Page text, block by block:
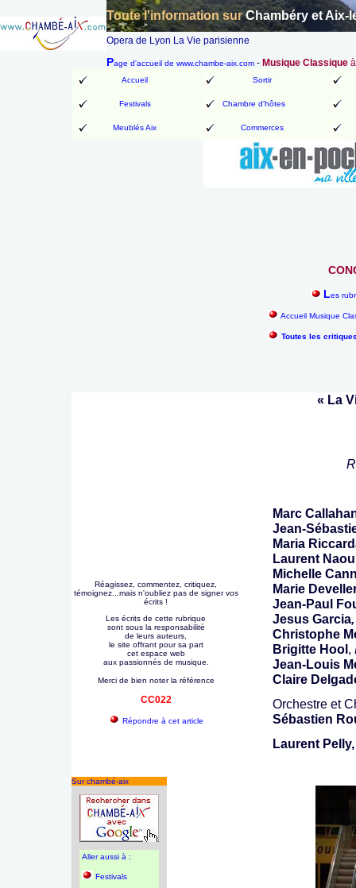
Toute l'information surChambéry et Aix-
Opera de Lyon La Vie parisienne
Page d'accueil de www.chambe-aix.com - Musique Classique
Accueil Sortir
Festivals Chambre d'hôtes
Meublés Aix Commerces
Les
Accueil Musique
Toutes les
Réagissez, commentez, critiquez,
témoignez...mais n'oubliez pas de signer vos
écrits !
Les écrits de cette rubrique
sont sous la responsabilité
de leurs auteurs,
le site offrant pour sa part
cet espace web
aux passionnés de musique.
Merci de bien noter la référence
CC022
Répondre à cet article
Sur chambé-aix
Aller aussi à :
Festivals
« La
Marc
Jean-
Maria
Laurent
Michelle
Marie
Jean-Paul
Jesus Garcia,
Christophe
Brigitte Hool,
Jean-Louis
Claire
Orchestre et
Sébastien
Laurent Pelly,